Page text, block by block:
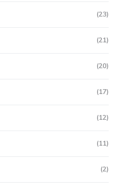
(23)
(21)
(20)
(17)
(12)
(11)
(2)